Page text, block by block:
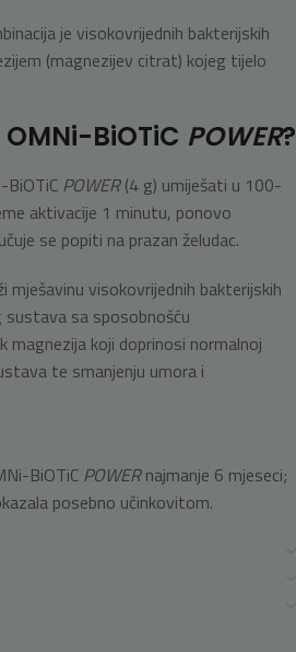
je visokovrijednih bakterijskih
(magnezijev citrat) kojeg tijelo
BiOTiC POWER?
BiOTiC POWER(4 g) umiješati u 100-
aktivacije 1 minutu, ponovo
se popiti na prazan želudac.
mješavinu visokovrijednih bakterijskih
sa sposobnošću
magnezija koji doprinosi normalnoj
te smanjenju umora i
BiOTiC POWERnajmanje 6 mjeseci;
posebno učinkovitom.